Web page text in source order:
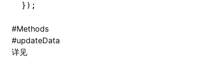
});
#Methods
#updateData
详见